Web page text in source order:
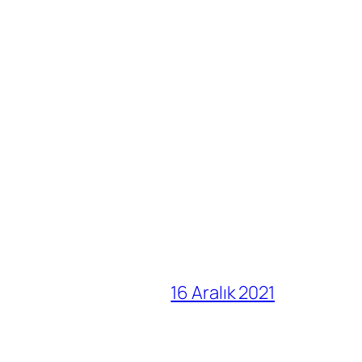
16 Aralık 2021